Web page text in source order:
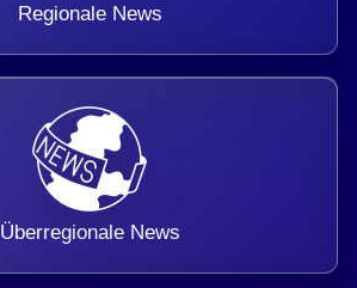
Regionale News
Überregionale News